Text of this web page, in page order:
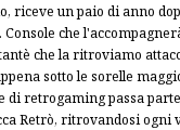
riceve un paio di anno
che
che la ritroviamo
sotto le sorelle
di retrogaming passa
Retrò, ritrovandosi ogni